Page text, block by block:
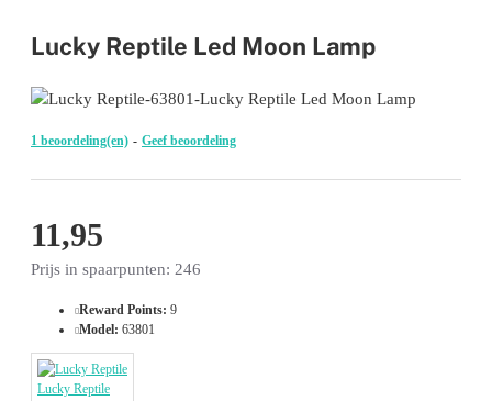
Lucky Reptile Led Moon Lamp
1 beoordeling(en) - Geef beoordeling
11,95
Prijs in spaarpunten: 246
Reward Points: 9
Model: 63801
Lucky Reptile